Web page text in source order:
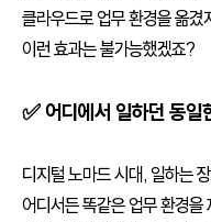
클라우드로 업무 환경을 옮겼
이런 효과는 불가능했겠죠?
✅ 어디에서 일하던 동일
디지털 노마드 시대, 일하는
어디서든 똑같은 업무 환경을